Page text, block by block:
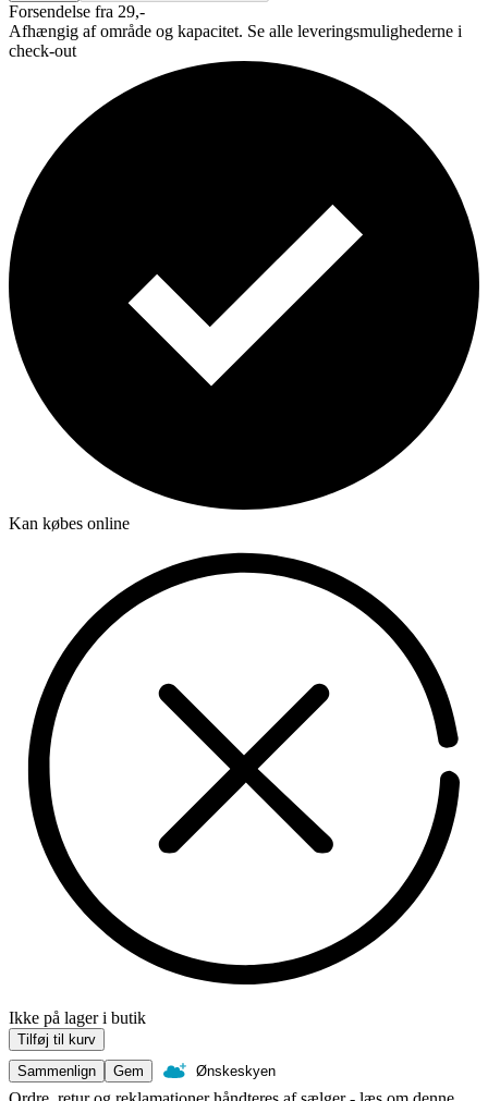
Forsendelse fra 29,-
Afhængig af område og kapacitet. Se alle leveringsmulighederne i
check-out
Kan købes online
Ikke på lager i butik
Tilføj til kurv
Sammenlign
Gem Ønskeskyen